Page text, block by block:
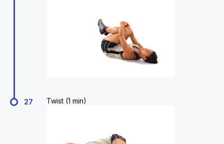
27 Twist (1 min)